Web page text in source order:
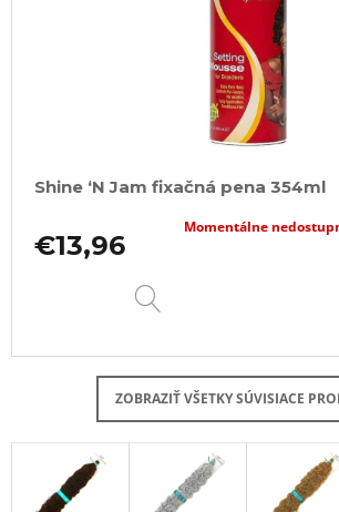
Shine ‘N Jam fixačná pena 354ml
€13,96
Momentálne
ZOBRAZIŤ VŠETKY SÚVISIACE